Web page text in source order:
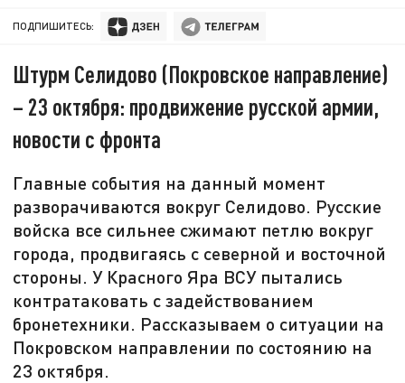
ПОДПИШИТЕСЬ:
Штурм Селидово (Покровское направление)
– 23 октября: продвижение русской армии,
новости с фронта
Главные события на данный момент
разворачиваются вокруг Селидово. Русские
войска все сильнее сжимают петлю вокруг
города, продвигаясь с северной и восточной
стороны. У Красного Яра ВСУ пытались
контратаковать с задействованием
бронетехники. Рассказываем о ситуации на
Покровском направлении по состоянию на
23 октября.